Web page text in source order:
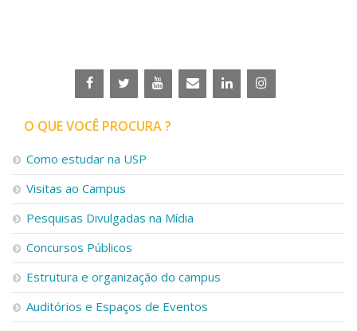
Defesa de Teses
O QUE VOCÊ PROCURA ?
Como estudar na USP
Visitas ao Campus
Pesquisas Divulgadas na Mídia
Concursos Públicos
Estrutura e organização do campus
Auditórios e Espaços de Eventos